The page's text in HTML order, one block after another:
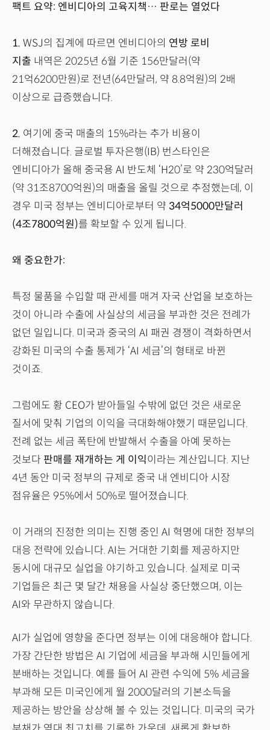
팩트 요약: 엔비디아의 고육지책… 판로는 열었다
1. WSJ의 집계에 따르면 엔비디아의 연방 로비
지출 내역은 2025년 6월 기준 156만달러(약
21억6200만원)로 전년(64만달러, 약 8.8억원)의 2배
이상으로 급증했습니다.
2. 여기에 중국 매출의 15%라는 추가 비용이
더해졌습니다. 글로벌 투자은행(IB) 번스타인은
엔비디아가 올해 중국용 AI 반도체 ‘H20’로 약 230억달러
(약 31조8700억원)의 매출을 올릴 것으로 추정했는데, 이
경우 미국 정부는 엔비디아로부터 약 34억5000만달러
(4조7800억원)를 확보할 수 있게 됩니다.
왜 중요한가:
특정 물품을 수입할 때 관세를 매겨 자국 산업을 보호하는
것이 아니라 수출에 사실상의 세금을 부과한 것은 전례가
없던 일입니다. 미국과 중국의 AI 패권 경쟁이 격화하면서
강화된 미국의 수출 통제가 ‘AI 세금’의 형태로 바뀐
것이죠.
그럼에도 황 CEO가 받아들일 수밖에 없던 것은 새로운
질서에 맞춰 기업의 이익을 극대화해야했기 때문입니다.
전례 없는 세금 폭탄에 반발해서 수출을 아예 못하는
것보다 판매를 재개하는 게 이익이라는 계산입니다. 지난
4년 동안 미국 정부의 규제로 중국 내 엔비디아 시장
점유율은 95%에서 50%로 떨어졌습니다.
이 거래의 진정한 의미는 진행 중인 AI 혁명에 대한 정부의
대응 전략에 있습니다. AI는 거대한 기회를 제공하지만
동시에 대규모 실업을 야기하고 있습니다. 실제로 미국
기업들은 최근 몇 달간 채용을 사실상 중단했으며, 이는
AI와 무관하지 않습니다.
AI가 실업에 영향을 준다면 정부는 이에 대응해야 합니다.
가장 간단한 방법은 AI 기업에 세금을 부과해 시민들에게
분배하는 것입니다. 예를 들어 AI 관련 수익에 5% 세금을
부과해 모든 미국인에게 월 2000달러의 기본소득을
제공하는 방안을 상상해 볼 수 있는 것입니다. 미국의 국가